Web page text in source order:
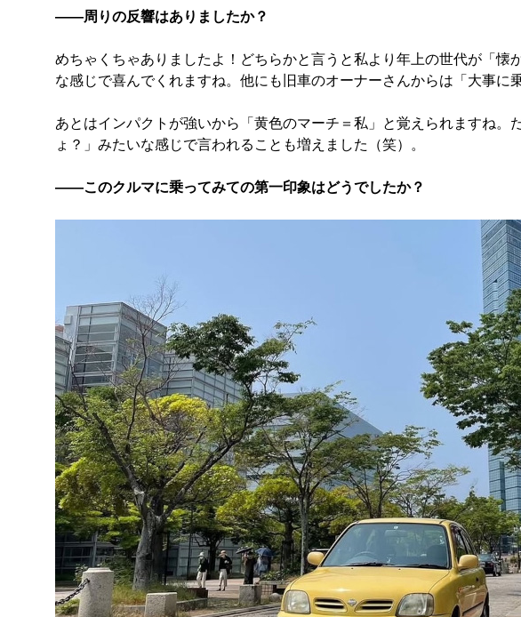
――周りの反響はありましたか？
めちゃくちゃありましたよ！どちらかと言うと私より年上の世代が「懐
な感じで喜んでくれますね。他にも旧車のオーナーさんからは「大事に
あとはインパクトが強いから「黄色のマーチ＝私」と覚えられますね。
ょ？」みたいな感じで言われることも増えました（笑）。
――このクルマに乗ってみての第一印象はどうでしたか？